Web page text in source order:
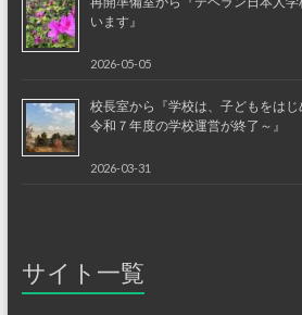
います』
2026-05-05
校長室から『学校は、子どもをは
令和７年度の学校運営が終了～』
2026-03-31
サイト一覧